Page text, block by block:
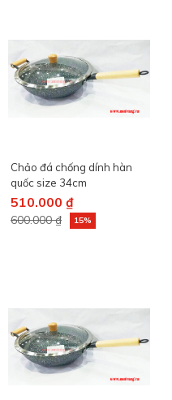
Chảo đá chống dính hàn
quốc size 34cm
510.000 ₫
600.000 ₫ 15%